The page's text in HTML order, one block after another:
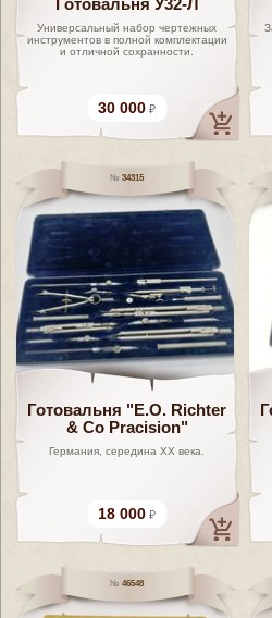
Готовальня У32-Л
Универсальный набор чертежных
инструментов в полной комплектации
и отличной сохранности.
30 000
34315
Готовальня "E.O. Richter
& Co Pracision"
Германия, середина ХХ века.
18 000
46548